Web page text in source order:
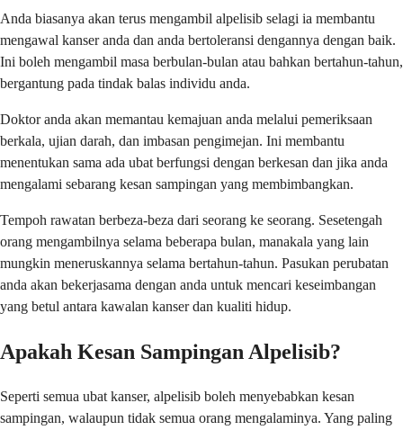
Anda biasanya akan terus mengambil alpelisib selagi ia membantu
mengawal kanser anda dan anda bertoleransi dengannya dengan baik.
Ini boleh mengambil masa berbulan-bulan atau bahkan bertahun-tahun,
bergantung pada tindak balas individu anda.
Doktor anda akan memantau kemajuan anda melalui pemeriksaan
berkala, ujian darah, dan imbasan pengimejan. Ini membantu
menentukan sama ada ubat berfungsi dengan berkesan dan jika anda
mengalami sebarang kesan sampingan yang membimbangkan.
Tempoh rawatan berbeza-beza dari seorang ke seorang. Sesetengah
orang mengambilnya selama beberapa bulan, manakala yang lain
mungkin meneruskannya selama bertahun-tahun. Pasukan perubatan
anda akan bekerjasama dengan anda untuk mencari keseimbangan
yang betul antara kawalan kanser dan kualiti hidup.
Apakah Kesan Sampingan Alpelisib?
Seperti semua ubat kanser, alpelisib boleh menyebabkan kesan
sampingan, walaupun tidak semua orang mengalaminya. Yang paling